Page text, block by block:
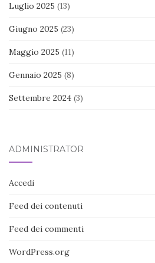
Luglio 2025 (13)
Giugno 2025 (23)
Maggio 2025 (11)
Gennaio 2025 (8)
Settembre 2024 (3)
ADMINISTRATOR
Accedi
Feed dei contenuti
Feed dei commenti
WordPress.org